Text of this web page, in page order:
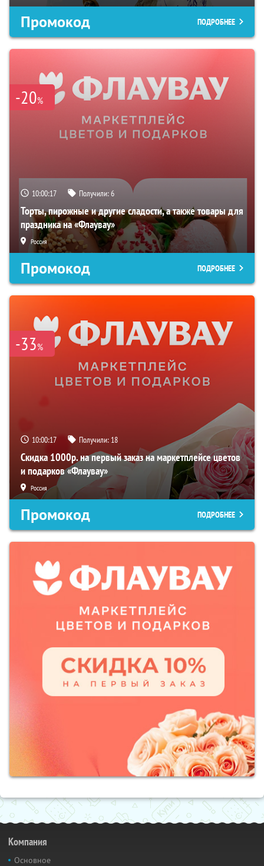
Промокод ПОДРОБНЕЕ
-20%
10:00:16 Получили:6
Торты, пирожные и другие сладости, а также товары для
праздника на «Флаувау»
Россия
Промокод ПОДРОБНЕЕ
-33%
10:00:16 Получили: 18
Скидка 1000р. на первый заказ на маркетплейсе цветов
и подарков «Флаувау»
Россия
Промокод ПОДРОБНЕЕ
Компания
Основное